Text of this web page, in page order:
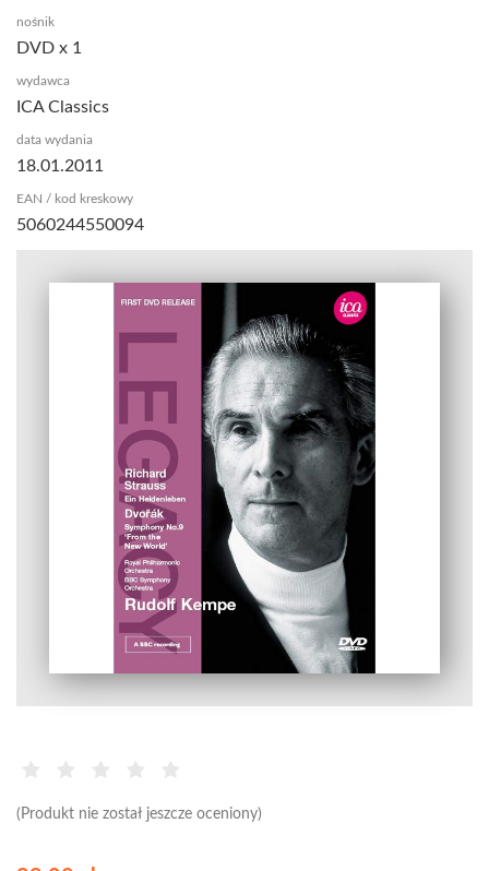
(Produkt nie został jeszcze oceniony)
nośnik
DVD x 1
wydawca
ICA Classics
data wydania
18.01.2011
EAN / kod kreskowy
5060244550094